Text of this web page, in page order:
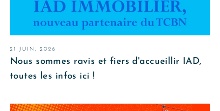
21 JUIN, 2026
Nous sommes ravis et fiers d'accueillir IAD,
toutes les infos ici !